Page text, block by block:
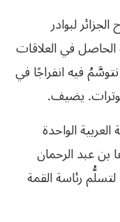
لبوادر
في العلاقات
نتوسَّمُ فيه انفراجًا في
يضيف.
الواحدة
بن عبد الرحمان
رئاسة القمة